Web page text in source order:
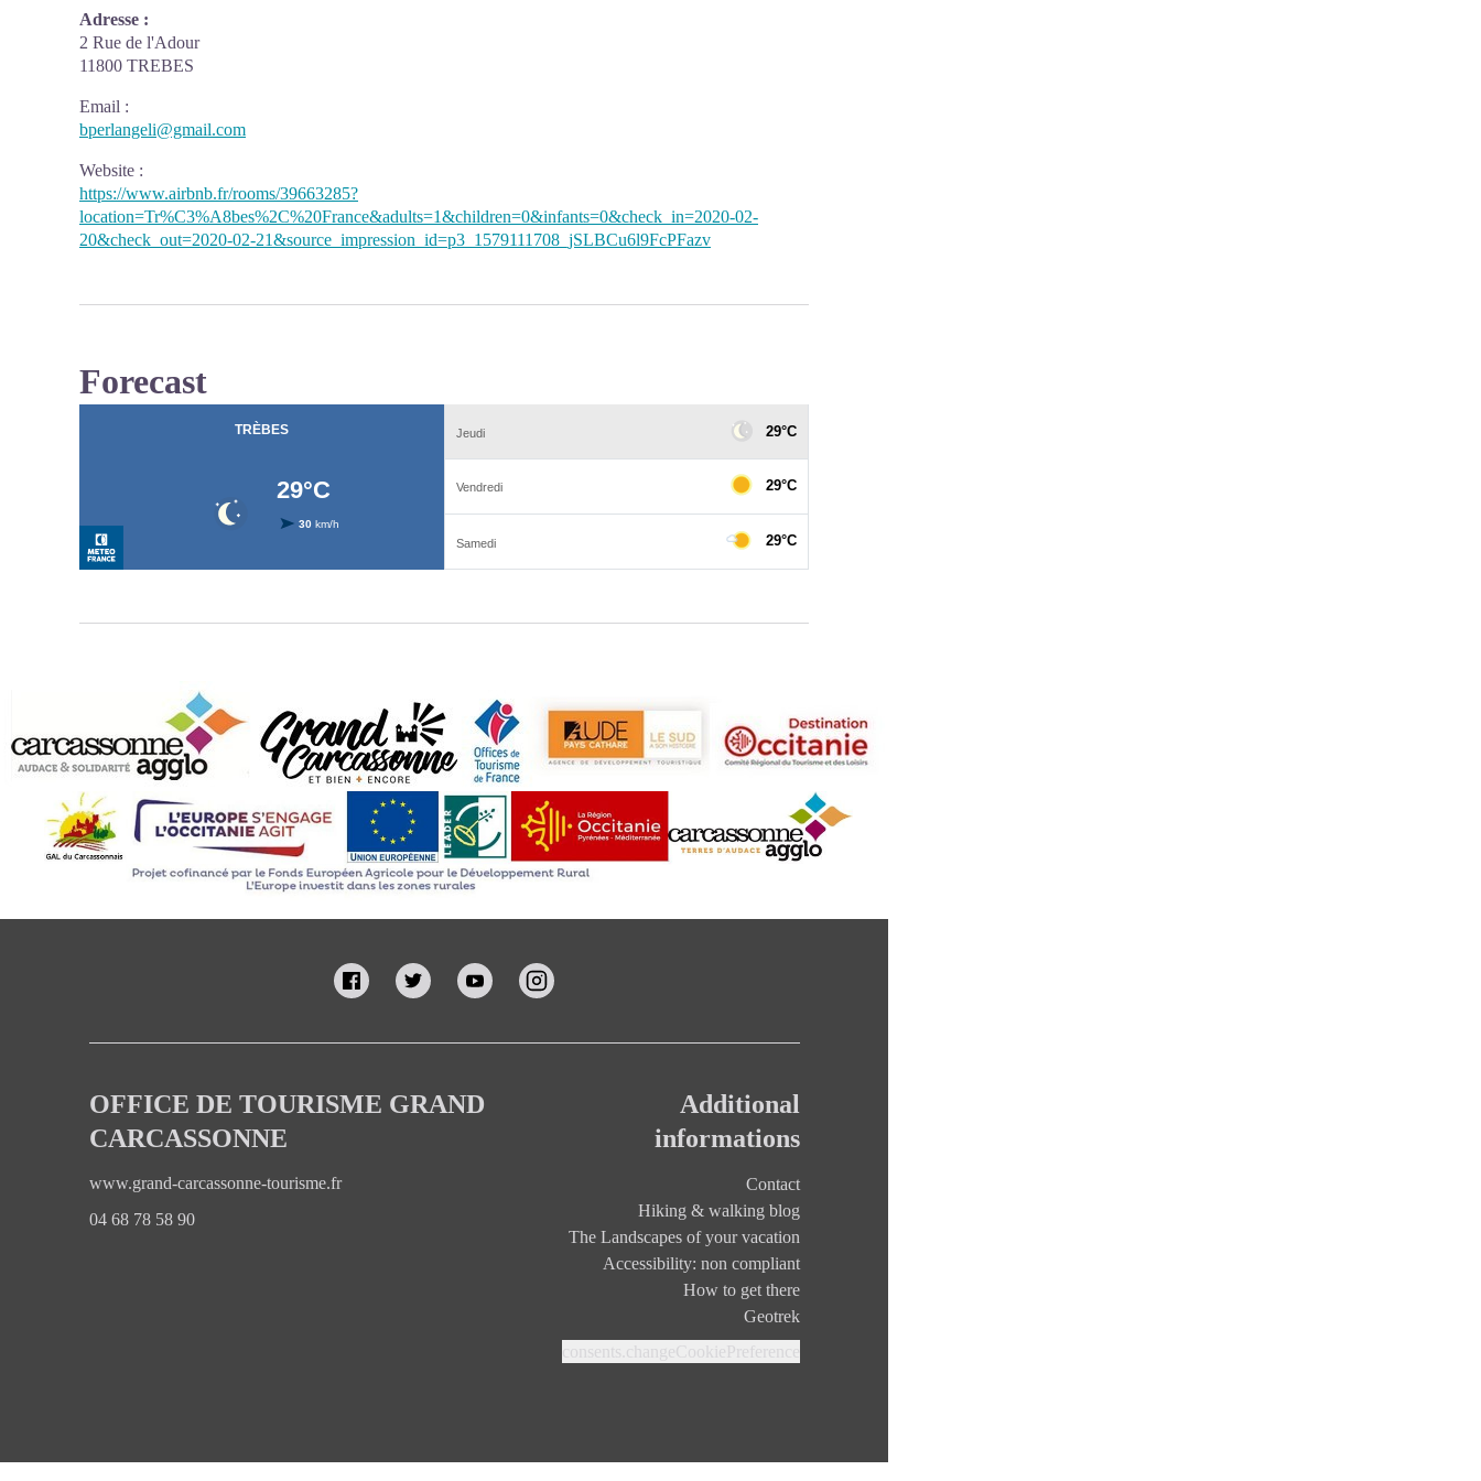
Adresse :
2 Rue de l'Adour
11800 TREBES
Email :
bperlangeli@gmail.com
Website :
https://www.airbnb.fr/rooms/39663285?
location=Tr%C3%A8bes%2C%20France&adults=1&children=0&infants=0&check_in=2020-02-
20&check_out=2020-02-21&source_impression_id=p3_1579111708_jSLBCu6l9FcPFazv
Forecast
OFFICE DE TOURISME GRAND
CARCASSONNE
www.grand-carcassonne-tourisme.fr
04 68 78 58 90
Additional
informations
Contact
Hiking & walking blog
The Landscapes of your vacation
Accessibility: non compliant
How to get there
Geotrek
consents.changeCookiePreference